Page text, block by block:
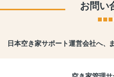
お問い
日本空き家サポート運営会社へ、